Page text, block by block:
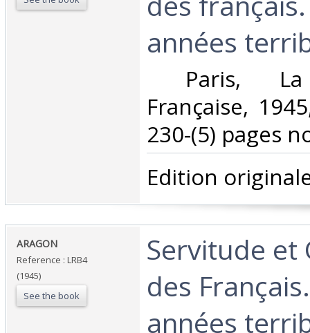
années
Paris, La
Française,
230-(5) pages
‎Edition
‎ARAGON‎
Reference : LRB4
(1945)
See the book
‎Servitude et
des
années